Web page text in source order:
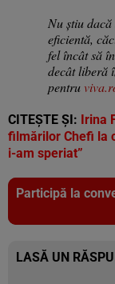
Nu știu
eficientă,
fel încât să
decât liberă
pentru
CITEȘTE ȘI: Irina
filmărilor Chefi la
i-am speriat”
Participă la
LASĂ UN